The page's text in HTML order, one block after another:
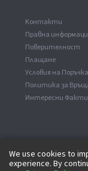
Kонтакти
Правна
Поверителност
Плащане
Условия на
Политика за
Интересни Факти
©2026analog-
We use cookies to
experience. By